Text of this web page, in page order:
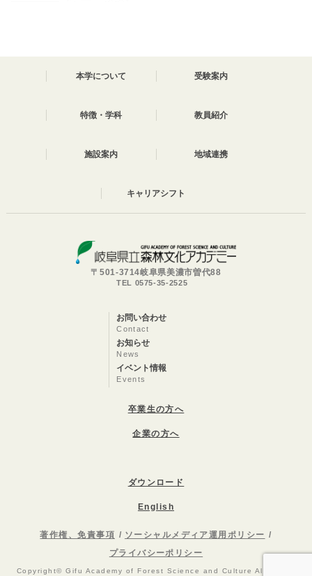
本学について 受験案内
特徴・学科 教員紹介
施設案内 地域連携
キャリアシフト
〒501-3714岐阜県美濃市曽代88
TEL 0575-35-2525
お問い合わせ
Contact
お知らせ
News
イベント情報
Events
卒業生の方へ
企業の方へ
ダウンロード
English
著作権、免責事項
ソーシャルメディア運用ポリシー
プライバシーポリシー
Copyright© Gifu Academy of Forest Science and Culture All Rights